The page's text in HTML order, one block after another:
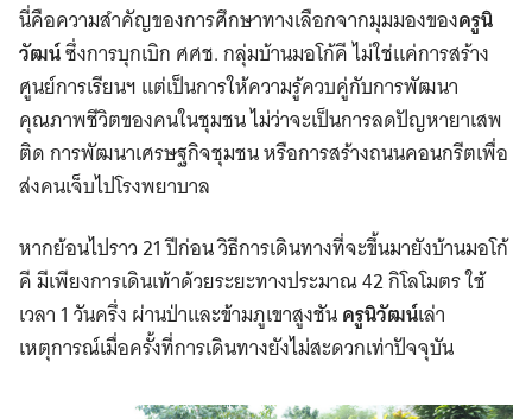
นี่คือความสำคัญของการศึกษาทางเลือกจากมุมมองของครูนิ
วัฒน์ซึ่งการบุกเบิก ศศช. กลุ่มบ้านมอโก้คี ไม่ใช่แค่การสร้าง
ศูนย์การเรียนฯ แต่เป็นการให้ความรู้ควบคู่กับการพัฒนา
คุณภาพชีวิตของคนในชุมชน ไม่ว่าจะเป็นการลดปัญหายาเสพ
ติด การพัฒนาเศรษฐกิจชุมชน หรือการสร้างถนนคอนกรีตเพื่อ
ส่งคนเจ็บไปโรงพยาบาล
หากย้อนไปราว 21 ปีก่อน วิธีการเดินทางที่จะขึ้นมายังบ้านมอโก้
คี มีเพียงการเดินเท้าด้วยระยะทางประมาณ 42 กิโลโมตร ใช้
เวลา 1 วันครึ่ง ผ่านป่าและข้ามภูเขาสูงชันครูนิวัฒน์เล่า
เหตุการณ์เมื่อครั้งที่การเดินทางยังไม่สะดวกเท่าปัจจุบัน